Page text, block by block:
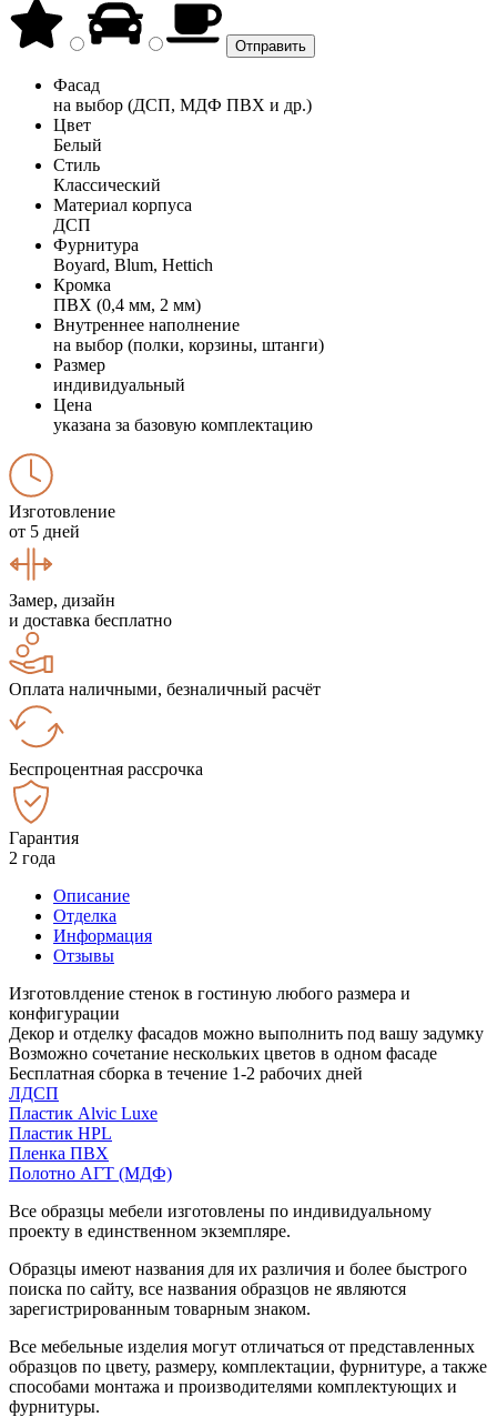
Фасад
на выбор (ДСП, МДФ ПВХ и др.)
Цвет
Белый
Стиль
Классический
Материал корпуса
ДСП
Фурнитура
Boyard, Blum, Hettich
Кромка
ПВХ (0,4 мм, 2 мм)
Внутреннее наполнение
на выбор (полки, корзины, штанги)
Размер
индивидуальный
Цена
указана за базовую комплектацию
Изготовление
от 5 дней
Замер, дизайн
и доставка бесплатно
Оплата наличными, безналичный расчёт
Беспроцентная рассрочка
Гарантия
2 года
Описание
Отделка
Информация
Отзывы
Изготовлдение стенок в гостиную любого размера и
конфигурации
Декор и отделку фасадов можно выполнить под вашу задумку
Возможно сочетание нескольких цветов в одном фасаде
Бесплатная сборка в течение 1-2 рабочих дней
ЛДСП
Пластик Alvic Luxe
Пластик HPL
Пленка ПВХ
Полотно АГТ (МДФ)
Все образцы мебели изготовлены по индивидуальному
проекту в единственном экземпляре.
Образцы имеют названия для их различия и более быстрого
поиска по сайту, все названия образцов не являются
зарегистрированным товарным знаком.
Все мебельные изделия могут отличаться от представленных
образцов по цвету, размеру, комплектации, фурнитуре, а также
способами монтажа и производителями комплектующих и
фурнитуры.